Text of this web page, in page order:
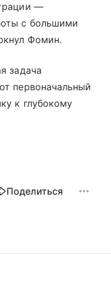
—
с большими
Фомин.
задача
первоначальный
к глубокому
Поделиться